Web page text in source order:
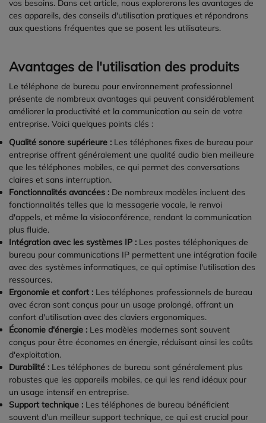
vos besoins. Dans cet article, nous explorerons les avantages de
ces appareils, des conseils d'utilisation pratiques et répondrons
aux questions fréquentes que se posent les utilisateurs.
Avantages de l'utilisation des produits
Le téléphone de bureau pour environnement professionnel
présente de nombreux avantages qui peuvent considérablement
améliorer la productivité et la communication au sein de votre
entreprise. Voici quelques points clés :
Qualité sonore supérieure : Les téléphones fixes de bureau pour
entreprise offrent généralement une qualité audio bien meilleure
que les téléphones mobiles, ce qui permet des conversations
claires et sans interruption.
Fonctionnalités avancées : De nombreux modèles incluent des
fonctionnalités telles que la messagerie vocale, le renvoi
d'appels, et même la visioconférence, rendant la communication
plus fluide.
Intégration avec les systèmes IP : Les postes téléphoniques de
bureau pour communications IP permettent une intégration facile
avec des systèmes informatiques, ce qui optimise l'utilisation des
ressources.
Ergonomie et confort : Les téléphones professionnels de bureau
avec écran sont conçus pour un usage prolongé, offrant un
confort d'utilisation avec des claviers ergonomiques.
Économie d'énergie : Les modèles modernes sont souvent
conçus pour être économes en énergie, réduisant ainsi les coûts
d'exploitation.
Durabilité : Les téléphones de bureau sont généralement plus
robustes que les appareils mobiles, ce qui les rend idéaux pour
un usage intensif en entreprise.
Support technique : Les téléphones de bureau bénéficient
souvent d'un meilleur support technique, ce qui est crucial pour